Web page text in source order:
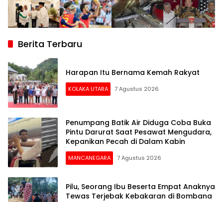
Berita Terbaru
Harapan Itu Bernama Kemah Rakyat
KOLAKA UTARA 7 Agustus 2026
Penumpang Batik Air Diduga Coba Buka
Pintu Darurat Saat Pesawat Mengudara,
Kepanikan Pecah di Dalam Kabin
MANCANEGARA 7 Agustus 2026
Pilu, Seorang Ibu Beserta Empat Anaknya
Tewas Terjebak Kebakaran di Bombana